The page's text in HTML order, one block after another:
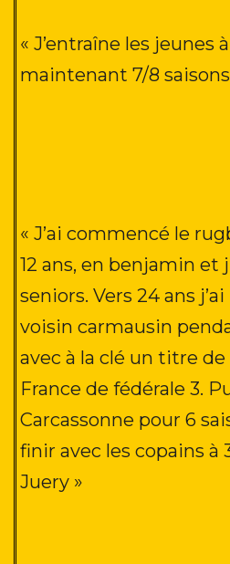
« J’entraîne les jeunes
maintenant 7/8 saisons
« J’ai commencé le
12 ans, en benjamin et
seniors. Vers 24 ans
voisin carmausin
avec à la clé un titre
France de fédérale 3.
Carcassonne pour 6
finir avec les copains à
Juery »